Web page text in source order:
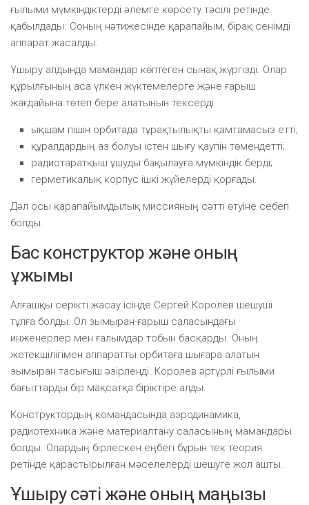
ғылыми мүмкіндіктерді әлемге көрсету тәсілі ретінде
қабылдады. Соның нәтижесінде қарапайым, бірақ сенімді
аппарат жасалды.
Ұшыру алдында мамандар көптеген сынақ жүргізді. Олар
құрылғының аса үлкен жүктемелерге және ғарыш
жағдайына төтеп бере алатынын тексерді.
ықшам пішін орбитада тұрақтылықты қамтамасыз етті;
құралдардың аз болуы істен шығу қаупін төмендетті;
радиотаратқыш ұшуды бақылауға мүмкіндік берді;
герметикалық корпус ішкі жүйелерді қорғады.
Дәл осы қарапайымдылық миссияның сәтті өтуіне себеп
болды.
Бас конструктор және оның
ұжымы
Алғашқы серікті жасау ісінде Сергей Королев шешуші
тұлға болды. Ол зымыран-ғарыш саласындағы
инженерлер мен ғалымдар тобын басқарды. Оның
жетекшілігімен аппаратты орбитаға шығара алатын
зымыран тасығыш әзірленді. Королев әртүрлі ғылыми
бағыттарды бір мақсатқа біріктіре алды.
Конструктордың командасында аэродинамика,
радиотехника және материалтану саласының мамандары
болды. Олардың бірлескен еңбегі бұрын тек теория
ретінде қарастырылған мәселелерді шешуге жол ашты.
Ұшыру сәті және оның маңызы